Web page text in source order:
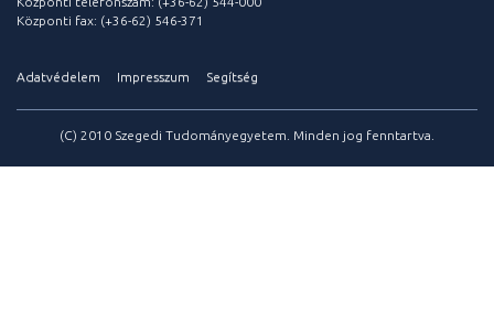
Központi fax: (+36-62) 546-371
Adatvédelem Impresszum Segítség
(C) 2010 Szegedi Tudományegyetem. Minden jog fenntartva.